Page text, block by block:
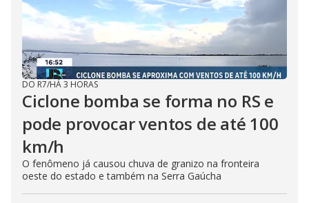
DO R7/HÁ 3 HORAS
Ciclone bomba se forma no RS e
pode provocar ventos de até 100
km/h
O fenômeno já causou chuva de granizo na fronteira
oeste do estado e também na Serra Gaúcha